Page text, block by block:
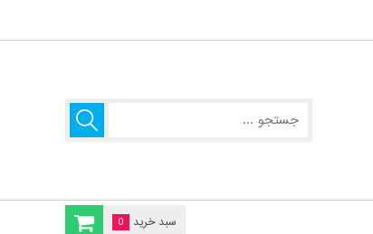
سبد خرید 0